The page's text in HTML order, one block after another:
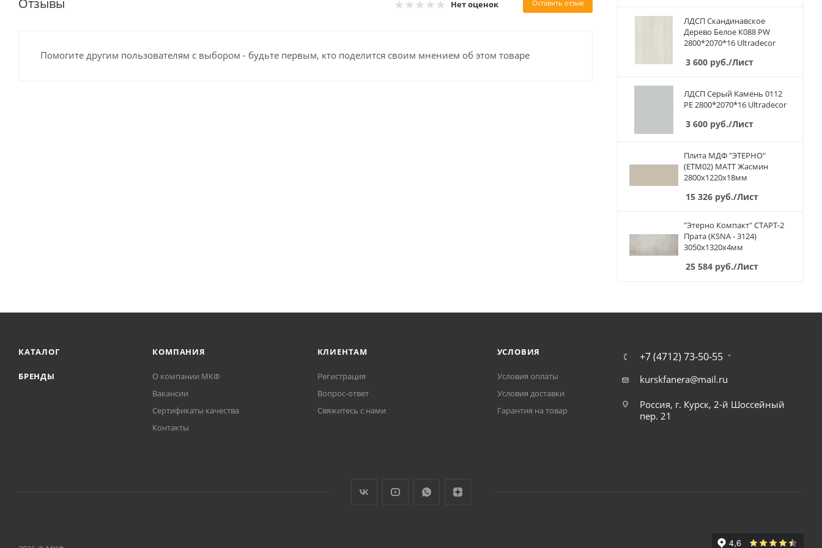
Отзывы Нет оценок Оставить отзыв
Помогите другим пользователям с выбором - будьте первым, кто поделится своим мнением об этом товаре
ЛДСП Скандинавское
Дерево Белое К088 PW
2800*2070*16 Ultradecor
3 600 руб./Лист
ЛДСП Серый Камень 0112
PE 2800*2070*16 Ultradecor
3 600 руб./Лист
Плита МДФ "ЭТЕРНО"
(ETM02) МАТТ Жасмин
2800х1220х18мм
15 326 руб./Лист
"Этерно Компакт" СТАРТ-2
Прата (KSNA - 3124)
3050х1320х4мм
25 584 руб./Лист
КАТАЛОГ
БРЕНДЫ
КОМПАНИЯ
О компании МКФ
Вакансии
Сертификаты качества
Контакты
КЛИЕНТАМ
Регистрация
Вопрос-ответ
Свяжитесь с нами
УСЛОВИЯ
Условия оплаты
Условия доставки
Гарантия на товар
+7 (4712) 73-50-55
kurskfanera@mail.ru
Россия, г. Курск, 2-й Шоссейный
пер. 21